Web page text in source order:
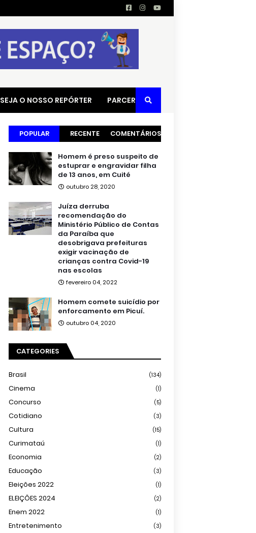
SEJA O NOSSO REPÓRTER PARCERIAS
POPULAR RECENTE COMENTÁRIOS
Homem é preso suspeito de
estuprar e engravidar filha
de 13 anos, em Cuité
outubro 28, 2020
Juíza derruba
recomendação do
Ministério Público de Contas
da Paraíba que
desobrigava prefeituras
exigir vacinação de
crianças contra Covid-19
nas escolas
fevereiro 04, 2022
Homem comete suicídio por
enforcamento em Picuí.
outubro 04, 2020
CATEGORIES
Brasil (134)
Cinema (1)
Concurso (5)
Cotidiano (3)
Cultura (15)
Curimataú (1)
Economia (2)
Educação (3)
Eleições 2022 (1)
ELEIÇÕES 2024 (2)
Enem 2022 (1)
Entretenimento (3)